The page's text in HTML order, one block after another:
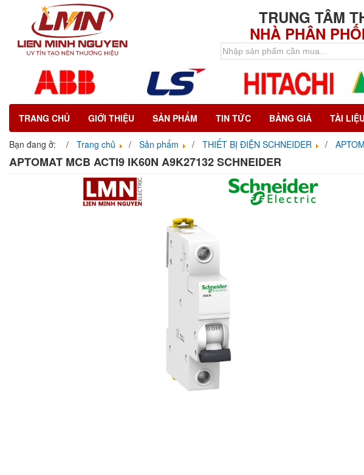
TRUNG TÂM
NHÀ PHÂN
TRANG CHỦ GIỚI THIỆU SẢN PHẨM TIN TỨC BẢNG GIÁ TÀI
Bạn đang ở: Trang chủ Sản phẩm THIẾT BỊ ĐIỆN SCHNEIDER
APTOMAT MCB ACTI9 IK60N A9K27132 SCHNEIDER